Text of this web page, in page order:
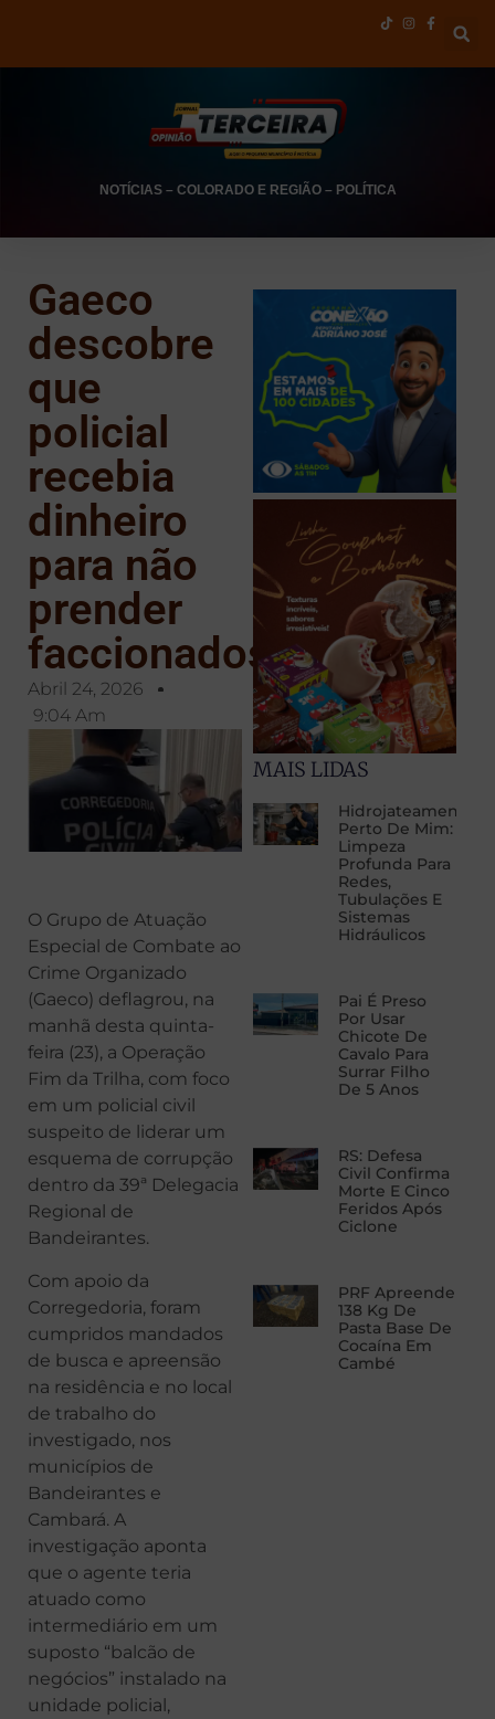
NOTÍCIAS– COLORADO E REGIÃO– POLÍTICA
Gaeco
descobre
que
policial
recebia
dinheiro
para não
prender
faccionados
Abril 24, 2026
9:04 Am
O Grupo de Atuação
Especial de Combate ao
Crime Organizado
(Gaeco) deflagrou, na
manhã desta quinta-
feira (23), a Operação
Fim da Trilha, com foco
em um policial civil
suspeito de liderar um
esquema de corrupção
dentro da 39ª Delegacia
Regional de
Bandeirantes.
Com apoio da
Corregedoria, foram
cumpridos mandados
de busca e apreensão
na residência e no local
de trabalho do
investigado, nos
municípios de
Bandeirantes e
Cambará. A
investigação aponta
que o agente teria
atuado como
intermediário em um
suposto “balcão de
negócios” instalado na
unidade policial,
MAIS LIDAS
Hidrojateamento
Perto De Mim:
Limpeza
Profunda Para
Redes,
Tubulações E
Sistemas
Hidráulicos
Pai É Preso
Por Usar
Chicote De
Cavalo Para
Surrar Filho
De 5 Anos
RS: Defesa
Civil Confirma
Morte E Cinco
Feridos Após
Ciclone
PRF Apreende
138 Kg De
Pasta Base De
Cocaína Em
Cambé